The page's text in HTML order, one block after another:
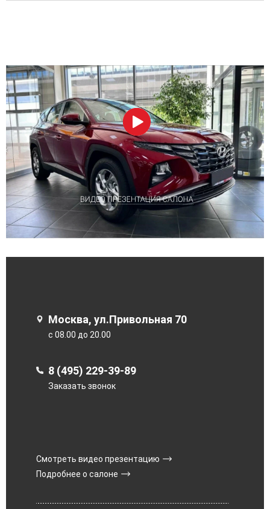
Москва, ул.Привольная 70
с 08.00 до 20.00
8 (495) 229-39-89
Заказать звонок
Смотреть видео презентацию
Подробнее о салоне